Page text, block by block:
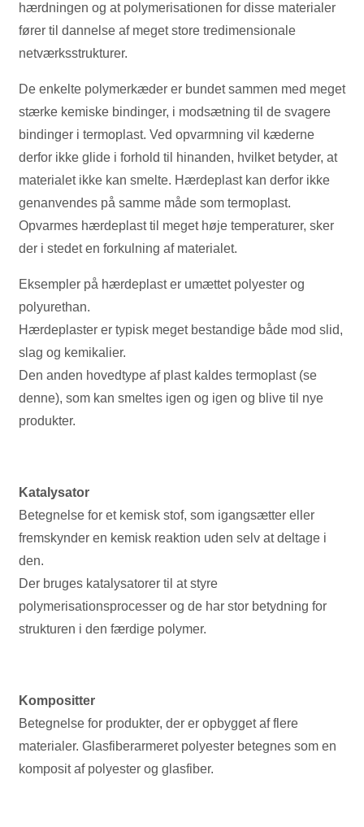
hærdningen og at polymerisationen for disse materialer
fører til dannelse af meget store tredimensionale
netværksstrukturer.
De enkelte polymerkæder er bundet sammen med meget
stærke kemiske bindinger, i modsætning til de svagere
bindinger i termoplast. Ved opvarmning vil kæderne
derfor ikke glide i forhold til hinanden, hvilket betyder, at
materialet ikke kan smelte. Hærdeplast kan derfor ikke
genanvendes på samme måde som termoplast.
Opvarmes hærdeplast til meget høje temperaturer, sker
der i stedet en forkulning af materialet.
Eksempler på hærdeplast er umættet polyester og
polyurethan.
Hærdeplaster er typisk meget bestandige både mod slid,
slag og kemikalier.
Den anden hovedtype af plast kaldes termoplast (se
denne), som kan smeltes igen og igen og blive til nye
produkter.
Katalysator
Betegnelse for et kemisk stof, som igangsætter eller
fremskynder en kemisk reaktion uden selv at deltage i
den.
Der bruges katalysatorer til at styre
polymerisationsprocesser og de har stor betydning for
strukturen i den færdige polymer.
Kompositter
Betegnelse for produkter, der er opbygget af flere
materialer. Glasfiberarmeret polyester betegnes som en
komposit af polyester og glasfiber.